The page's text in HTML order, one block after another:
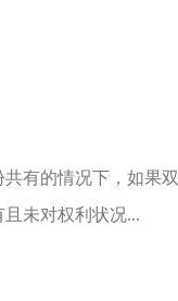
有的情况下，如果双
未对权利状况...